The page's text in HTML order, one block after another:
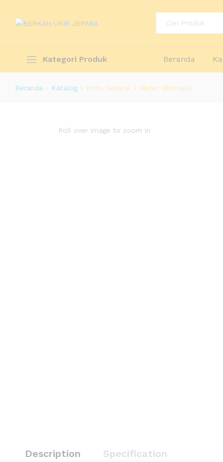
Kategori Produk Beranda
Beranda » Katalog » Pintu Gebyok 2 Meter Minimalis
Roll over image to zoom in
Description Specification